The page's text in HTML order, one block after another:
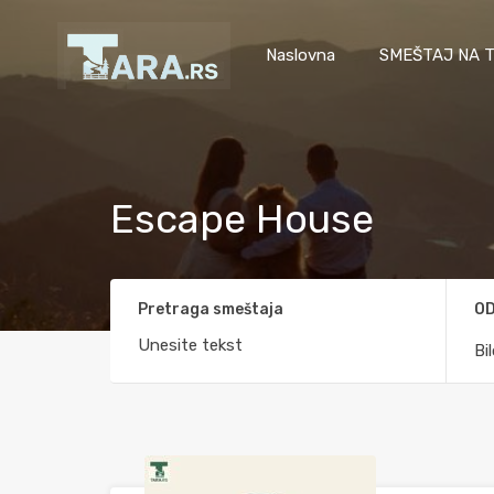
Naslovna SMEŠTAJ NA
Escape House
Pretraga smeštaja